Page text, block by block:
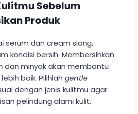
Sebelum
Produk
serum dan cream siang,
kondisi bersih. Membersihkan
dan minyak akan membantu
baik. Pilihlah gentle
dengan jenis kulitmu agar
pelindung alami kulit.